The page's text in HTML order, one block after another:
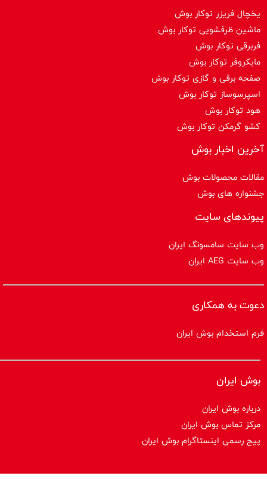
یخچال فریزر توکار بوش
ماشین ظرفشویی توکار بوش
فربرقی توکار بوش
مایکروفر توکار بوش
صفحه برقی و گازی توکار بوش
اسپرسوساز توكار بوش
هود توکار بوش
کشو گرمکن توکار بوش
آخرین اخبار بوش
مقالات محصولات بوش
جشنواره های بوش
پیوندهای سایت
وب سایت سامسونگ ایران
وب سایت AEG ایران
دعوت به همکاری
فرم استخدام بوش ایران
بوش ایران
درباره بوش ایران
مرکز تماس بوش ایران
پیج رسمی اینستاگرام بوش ایران